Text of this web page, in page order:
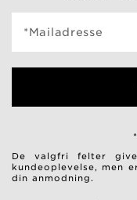
*Mailadresse
De valgfri felter
kundeoplevelse, men
din anmodning.